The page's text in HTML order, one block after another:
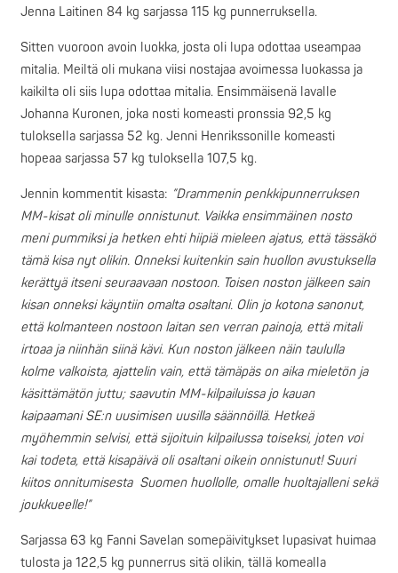
Jenna Laitinen 84 kg sarjassa 115 kg punnerruksella.
Sitten vuoroon avoin luokka, josta oli lupa odottaa useampaa
mitalia. Meiltä oli mukana viisi nostajaa avoimessa luokassa ja
kaikilta oli siis lupa odottaa mitalia. Ensimmäisenä lavalle
Johanna Kuronen, joka nosti komeasti pronssia 92,5 kg
tuloksella sarjassa 52 kg. Jenni Henrikssonille komeasti
hopeaa sarjassa 57 kg tuloksella 107,5 kg.
Jennin kommentit kisasta: ”Drammenin penkkipunnerruksen
MM-kisat oli minulle onnistunut. Vaikka ensimmäinen nosto
meni pummiksi ja hetken ehti hiipiä mieleen ajatus, että tässäkö
tämä kisa nyt olikin. Onneksi kuitenkin sain huollon avustuksella
kerättyä itseni seuraavaan nostoon. Toisen noston jälkeen sain
kisan onneksi käyntiin omalta osaltani. Olin jo kotona sanonut,
että kolmanteen nostoon laitan sen verran painoja, että mitali
irtoaa ja niinhän siinä kävi. Kun noston jälkeen näin taululla
kolme valkoista, ajattelin vain, että tämäpäs on aika mieletön ja
käsittämätön juttu; saavutin MM-kilpailuissa jo kauan
kaipaamani SE:n uusimisen uusilla säännöillä. Hetkeä
myöhemmin selvisi, että sijoituin kilpailussa toiseksi, joten voi
kai todeta, että kisapäivä oli osaltani oikein onnistunut! Suuri
kiitos onnitumisesta Suomen huollolle, omalle huoltajalleni sekä
joukkueelle!”
Sarjassa 63 kg Fanni Savelan somepäivitykset lupasivat huimaa
tulosta ja 122,5 kg punnerrus sitä olikin, tällä komealla